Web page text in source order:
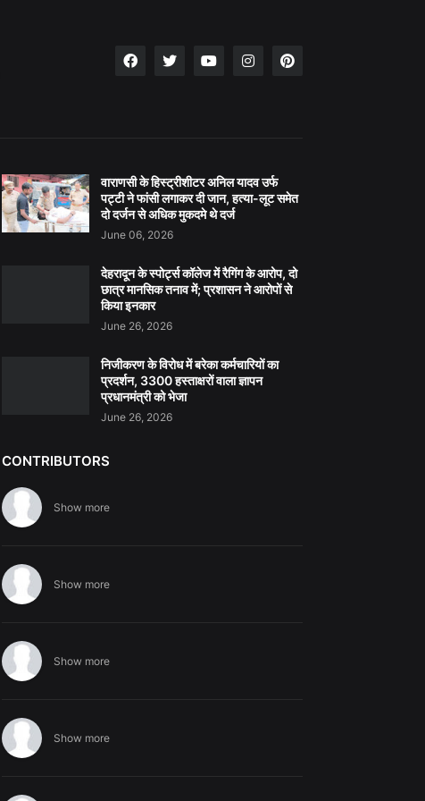
वाराणसी के हिस्ट्रीशीटर अनिल यादव उर्फ
पट्टी ने फांसी लगाकर दी जान, हत्या-लूट समेत
दो दर्जन से अधिक मुकदमे थे दर्ज
June 06, 2026
देहरादून के स्पोर्ट्स कॉलेज में रैगिंग के आरोप, दो
छात्र मानसिक तनाव में; प्रशासन ने आरोपों से
किया इनकार
June 26, 2026
निजीकरण के विरोध में बरेका कर्मचारियों का
प्रदर्शन, 3300 हस्ताक्षरों वाला ज्ञापन
प्रधानमंत्री को भेजा
June 26, 2026
CONTRIBUTORS
Show more
Show more
Show more
Show more